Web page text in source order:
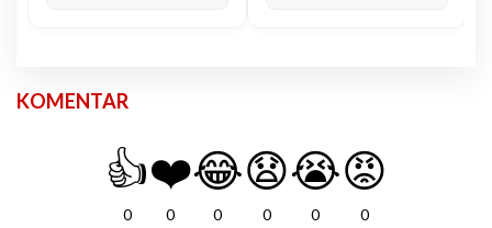
KOMENTAR
👍
0
❤️
0
😂
0
😧
0
😭
0
😡
0